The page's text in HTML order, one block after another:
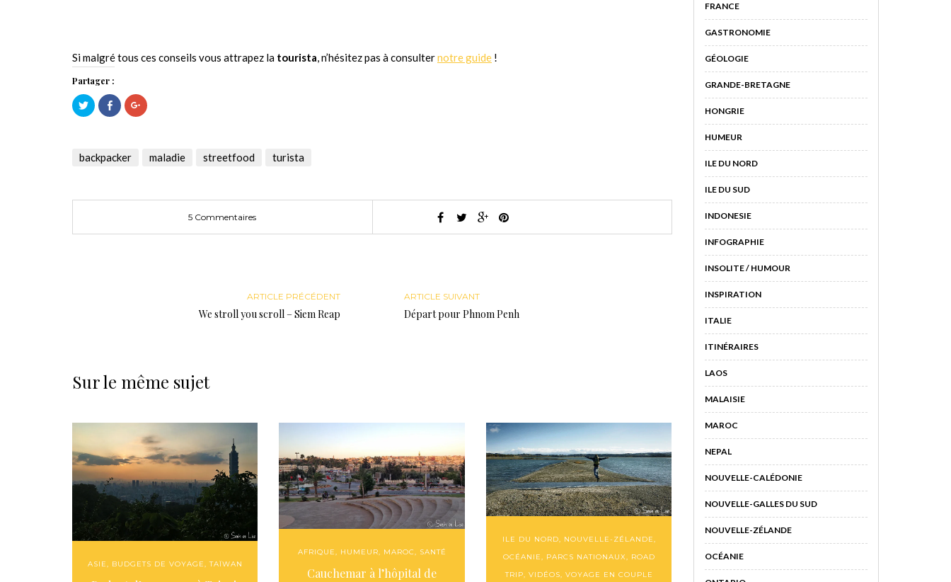
Si malgré tous ces conseils vous attrapez la tourista, n’hésitez pas à consulternotre guide !
Partager :
Cliquez
pour
partager
une
nouvelle
Cliquez
pour
partager
une
nouvelle
Cliquez
pour
dans
une
backpacker maladie streetfood turista
5 Commentaires
ARTICLE PRÉCÉDENT
We stroll you scroll – Siem Reap
ARTICLE SUIVANT
Départ pour Phnom Penh
Sur le même sujet
ASIE, BUDGETS DE VOYAGE,TAÏWAN
AFRIQUE, HUMEUR, MAROC, SANTÉ
Cauchemar à l’hôpital de
ILE DU NORD, NOUVELLE-ZÉLANDE,
OCÉANIE, PARCS NATIONAUX, ROAD
TRIP, VIDÉOS, VOYAGE EN COUPLE
FRANCE
GASTRONOMIE
GÉOLOGIE
GRANDE-BRETAGNE
HONGRIE
HUMEUR
ILE DU NORD
ILE DU SUD
INDONESIE
INFOGRAPHIE
INSOLITE / HUMOUR
INSPIRATION
ITALIE
ITINÉRAIRES
LAOS
MALAISIE
MAROC
NEPAL
NOUVELLE-CALÉDONIE
NOUVELLE-GALLES DU SUD
NOUVELLE-ZÉLANDE
OCÉANIE